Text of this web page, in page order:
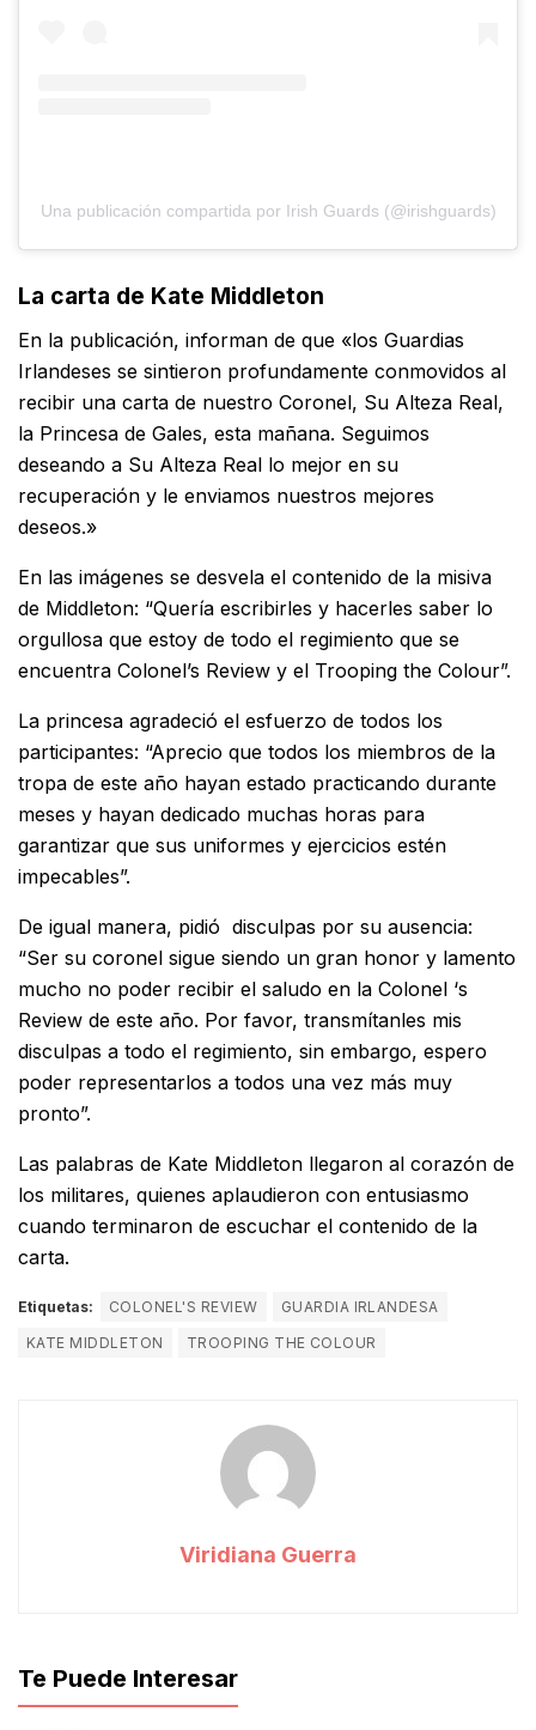
Una publicación compartida por Irish Guards (@irishguards)
La carta de Kate Middleton
En la publicación, informan de que «los Guardias
Irlandeses se sintieron profundamente conmovidos al
recibir una carta de nuestro Coronel, Su Alteza Real,
la Princesa de Gales, esta mañana. Seguimos
deseando a Su Alteza Real lo mejor en su
recuperación y le enviamos nuestros mejores
deseos.»
En las imágenes se desvela el contenido de la misiva
de Middleton: “Quería escribirles y hacerles saber lo
orgullosa que estoy de todo el regimiento que se
encuentra Colonel’s Review y el Trooping the Colour”.
La princesa agradeció el esfuerzo de todos los
participantes: “Aprecio que todos los miembros de la
tropa de este año hayan estado practicando durante
meses y hayan dedicado muchas horas para
garantizar que sus uniformes y ejercicios estén
impecables”.
De igual manera, pidió disculpas por su ausencia:
“Ser su coronel sigue siendo un gran honor y lamento
mucho no poder recibir el saludo en la Colonel ‘s
Review de este año. Por favor, transmítanles mis
disculpas a todo el regimiento, sin embargo, espero
poder representarlos a todos una vez más muy
pronto”.
Las palabras de Kate Middleton llegaron al corazón de
los militares, quienes aplaudieron con entusiasmo
cuando terminaron de escuchar el contenido de la
carta.
Etiquetas: COLONEL'S REVIEW
GUARDIA IRLANDESA
KATE MIDDLETON
TROOPING THE COLOUR
Viridiana Guerra
Te Puede Interesar